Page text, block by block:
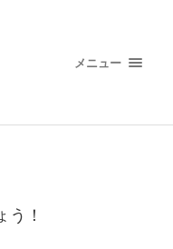
メニュー
！